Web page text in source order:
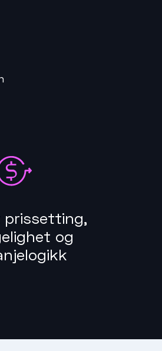
prissetting,
og